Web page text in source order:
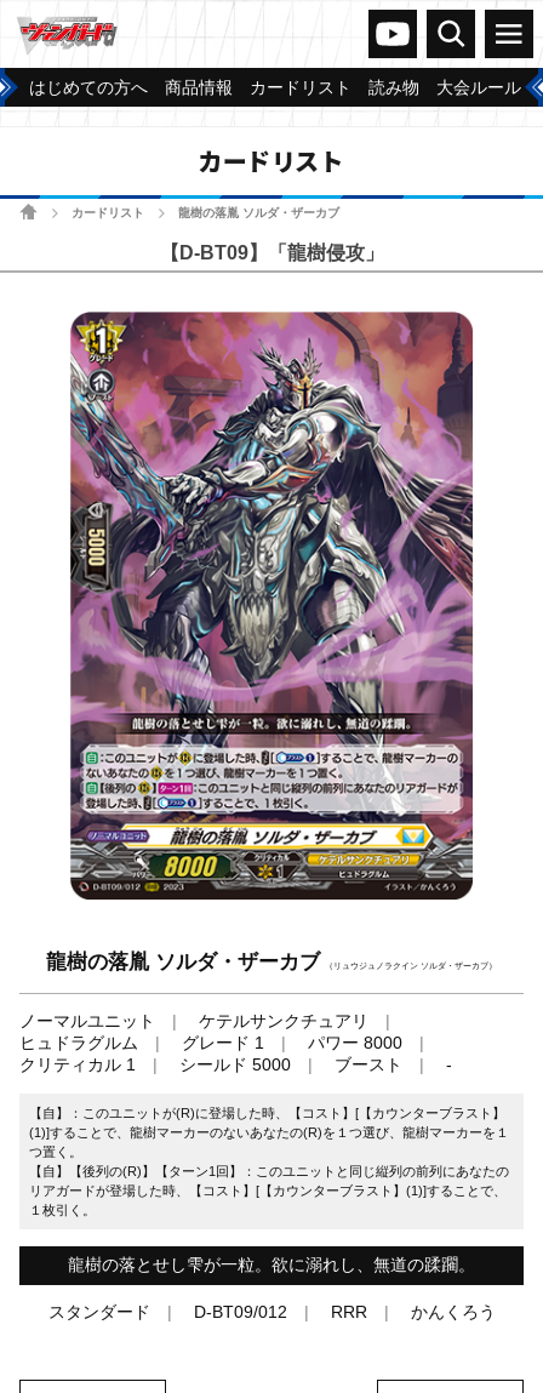
ヴァンガードch
検索 メニュー
はじめての方へ 商品情報 カードリスト 読み物 大会ルール
カードリスト
ホームカードリスト 龍樹の落胤 ソルダ・ザーカブ
【D-BT09】「龍樹侵攻」
龍樹の落胤 ソルダ・ザーカブ （リュウジュノラクイン ソルダ・ザーカブ）
ノーマルユニット
ケテルサンクチュアリ
ヒュドラグルム
グレード 1
パワー 8000
クリティカル 1
シールド 5000 ブースト -
【自】：このユニットが(R)に登場した時、【コスト】[【カウンターブラスト】
(1)]することで、龍樹マーカーのないあなたの(R)を１つ選び、龍樹マーカーを１
つ置く。
【自】【後列の(R)】【ターン1回】：このユニットと同じ縦列の前列にあなたの
リアガードが登場した時、【コスト】[【カウンターブラスト】(1)]することで、
１枚引く。
龍樹の落とせし雫が一粒。欲に溺れし、無道の蹂躙。
スタンダード D-BT09/012 RRR かんくろう